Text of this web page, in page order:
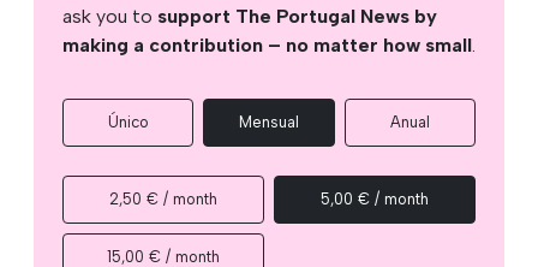
ask you to support The Portugal News by
making a contribution – no matter how small.
Único Mensual Anual
2,50 € / month 5,00 € / month
15,00 € / month